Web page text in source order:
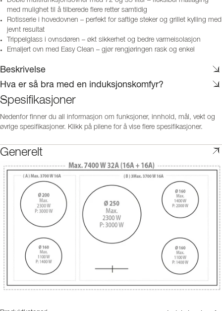
med mulighet til å tilberede flere retter samtidig
Rotisserie i hovedovnen – perfekt for saftige steker og grillet kylling med
jevnt resultat
Trippelglass i ovnsdøren – økt sikkerhet og bedre varmeisolasjon
Emaljert ovn med Easy Clean – gjør rengjøringen rask og enkel
Beskrivelse
Hva er så bra med en induksjonskomfyr?
Spesifikasjoner
Nedenfor finner du all informasjon om funksjoner, innhold, mål, vekt og
øvrige spesifikasjoner. Klikk på pilene for å vise flere spesifikasjoner.
Generelt